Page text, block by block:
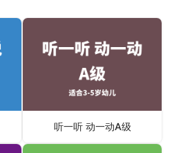
听一听 动一动A级